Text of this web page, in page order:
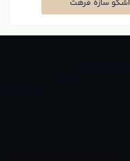
اشکو سازه فرهت